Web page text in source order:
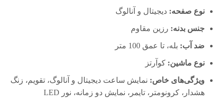
نوع صفحه: دیجیتال و آنالوگ
جنس بدنه: رزین مقاوم
ضد آب: بله، تا عمق 100 متر
نوع ماشین: کوآرتز
ویژگی‌های خاص: نمایش ساعت دیجیتال و آنالوگ، تقویم، زنگ
هشدار، کرونومتر، تایمر، نمایش دو زمانه، نور LED